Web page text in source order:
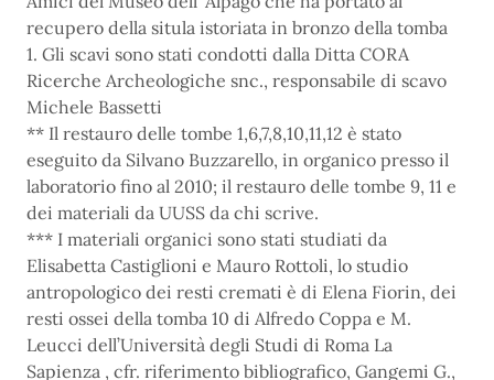
recupero della situla istoriata in bronzo della tomba
1. Gli scavi sono stati condotti dalla Ditta CORA
Ricerche Archeologiche snc., responsabile di scavo
Michele Bassetti
** Il restauro delle tombe 1,6,7,8,10,11,12 è stato
eseguito da Silvano Buzzarello, in organico presso il
laboratorio fino al 2010; il restauro delle tombe 9, 11 e
dei materiali da UUSS da chi scrive.
*** I materiali organici sono stati studiati da
Elisabetta Castiglioni e Mauro Rottoli, lo studio
antropologico dei resti cremati è di Elena Fiorin, dei
resti ossei della tomba 10 di Alfredo Coppa e M.
Leucci dell’Università degli Studi di Roma La
Sapienza , cfr. riferimento bibliografico, Gangemi G.,